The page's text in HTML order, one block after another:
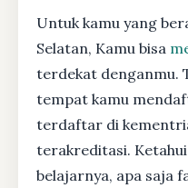
Untuk kamu yang
Selatan, Kamu bisa
terdekat denganmu.
tempat kamu
terdaftar di
terakreditasi.
belajarnya, apa saja